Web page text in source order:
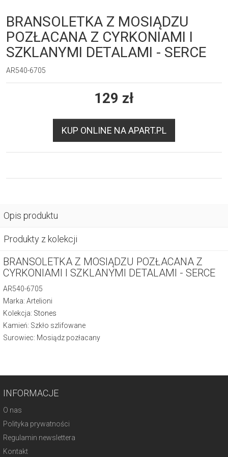
BRANSOLETKA Z MOSIĄDZU
POZŁACANA Z CYRKONIAMI I
SZKLANYMI DETALAMI - SERCE
AR540-6705
129 zł
KUP ONLINE NA APART.PL
Opis produktu
Produkty z kolekcji
BRANSOLETKA Z MOSIĄDZU POZŁACANA Z
CYRKONIAMI I SZKLANYMI DETALAMI - SERCE
AR540-6705
Marka: Artelioni
Kolekcja: Stones
Kamień: Szkło szlifowane
Surowiec: Mosiądz pozłacany
INFORMACJE
O nas
Polityka prywatności
Regulamin newslettera
Kontakt